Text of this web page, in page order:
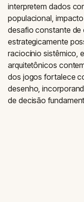
interpretem dados
populacional,
desafio constante de
estrategicamente
raciocínio sistêmico,
arquitetônicos
dos jogos fortalece
desenho,
de decisão